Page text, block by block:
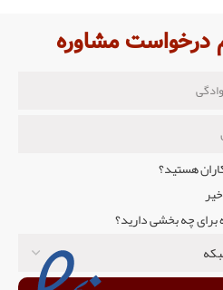
درخواست مشاوره
هستید؟
خیر
برای چه بخشی دارید؟